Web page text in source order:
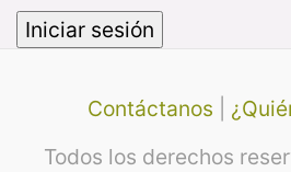
Contáctanos
Todos los derechos